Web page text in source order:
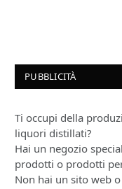
PUBBLICITÀ
Ti occupi della
liquori distillati?
Hai un negozio
prodotti o prodotti
Non hai un sito web